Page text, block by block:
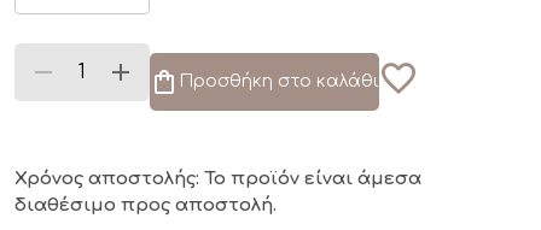
Προσθήκη στο καλάθι
Χρόνος αποστολής: Το προϊόν είναι άμεσα
διαθέσιμο προς αποστολή.